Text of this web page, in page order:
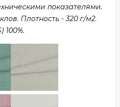
показателями.
Плотность - 320 г/м2.
100%.